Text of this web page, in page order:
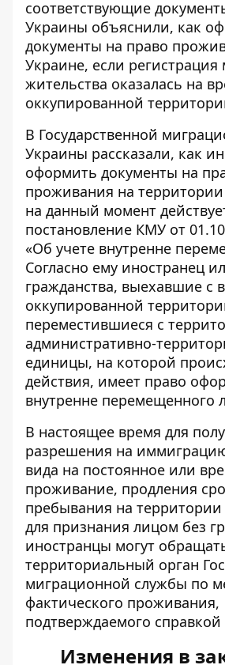
соответствующие
Украины объяснили, как
документы на право
Украине, если регистрация
жительства оказалась на
оккупированной
В Государственной
Украины рассказали, как
оформить документы на
проживания на
на данный момент
постановление КМУ от
«Об учете внутренне
Согласно ему иностранец
гражданства, выехавшие с
оккупированной
переместившиеся с
административно-
единицы, на которой
действия, имеет право
внутренне перемещенного
В настоящее время для
разрешения на
вида на постоянное или
проживание, продления
пребывания на
для признания лицом без
иностранцы могут
территориальный орган
миграционной службы по
фактического проживания,
подтверждаемого
Изменения в